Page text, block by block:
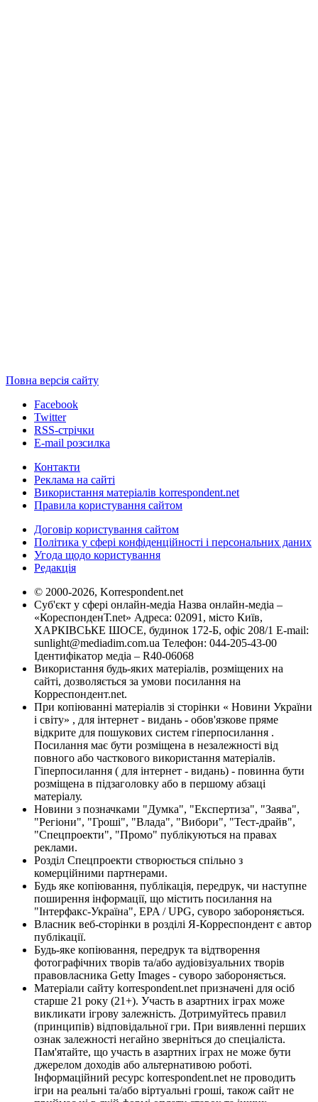
Повна версія сайту
Facebook
Twitter
RSS-стрічки
E-mail розсилка
Контакти
Реклама на сайті
Використання матеріалів korrespondent.net
Правила користування сайтом
Договір користування сайтом
Політика у сфері конфіденційності і персональних даних
Угода щодо користування
Редакція
© 2000-2026, Korrespondent.net
Суб'єкт у сфері онлайн-медіа Назва онлайн-медіа –
«КореспонденТ.net» Адреса: 02091, місто Київ,
ХАРКІВСЬКЕ ШОСЕ, будинок 172-Б, офіс 208/1 E-mail:
sunlight@mediadim.com.ua Телефон: 044-205-43-00
Ідентифікатор медіа – R40-06068
Використання будь-яких матеріалів, розміщених на
сайті, дозволяється за умови посилання на
Корреспондент.net.
При копіюванні матеріалів зі сторінки « Новини України
і світу» , для інтернет - видань - обов'язкове пряме
відкрите для пошукових систем гіперпосилання .
Посилання має бути розміщена в незалежності від
повного або часткового використання матеріалів.
Гіперпосилання ( для інтернет - видань) - повинна бути
розміщена в підзаголовку або в першому абзаці
матеріалу.
Новини з позначками "Думка", "Експертиза", "Заява",
"Регіони", "Гроші", "Влада", "Вибори", "Тест-драйв",
"Спецпроекти", "Промо" публікуються на правах
реклами.
Розділ Спецпроекти створюється спільно з
комерційними партнерами.
Будь яке копіювання, публікація, передрук, чи наступне
поширення інформації, що містить посилання на
"Інтерфакс-Україна", EPA / UPG, суворо забороняється.
Власник веб-сторінки в розділі Я-Корреспондент є автор
публікації.
Будь-яке копіювання, передрук та відтворення
фотографічних творів та/або аудіовізуальних творів
правовласника Getty Images - суворо забороняється.
Матеріали сайту korrespondent.net призначені для осіб
старше 21 року (21+). Участь в азартних іграх може
викликати ігрову залежність. Дотримуйтесь правил
(принципів) відповідальної гри. При виявленні перших
ознак залежності негайно зверніться до спеціаліста.
Пам'ятайте, що участь в азартних іграх не може бути
джерелом доходів або альтернативою роботі.
Інформаційний ресурс korrespondent.net не проводить
ігри на реальні та/або віртуальні гроші, також сайт не